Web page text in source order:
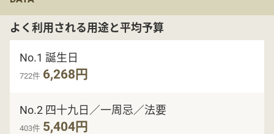
よく利用される用途と平均予算
No.1 誕生日
722件 6,268円
No.2 四十九日／一周忌／法要
403件 5,404円